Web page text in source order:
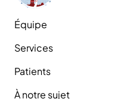
Équipe
Services
Patients
À notre sujet